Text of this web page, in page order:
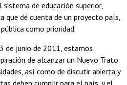
de educación superior,
que dé cuenta de un proyecto país,
como prioridad.
de junio de 2011, estamos
de alcanzar un Nuevo Trato
así como de discutir abierta y